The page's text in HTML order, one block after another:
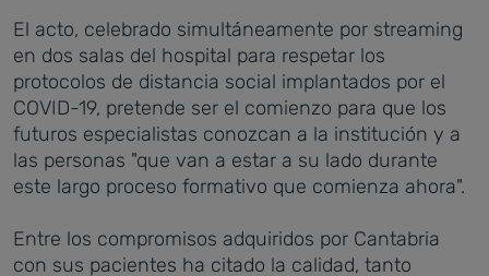
El acto, celebrado simultáneamente por streaming
en dos salas del hospital para respetar los
protocolos de distancia social implantados por el
COVID-19, pretende ser el comienzo para que los
futuros especialistas conozcan a la institución y a
las personas "que van a estar a su lado durante
este largo proceso formativo que comienza ahora".
Entre los compromisos adquiridos por Cantabria
con sus pacientes ha citado la calidad, tanto